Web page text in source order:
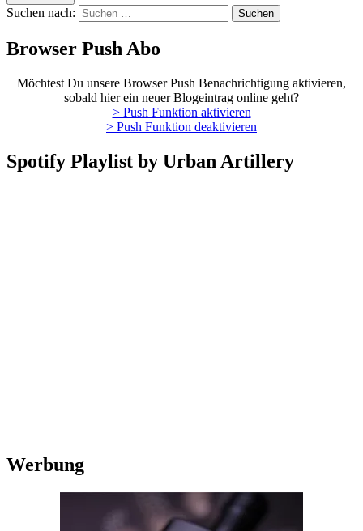
Suchen nach:
Browser Push Abo
Möchtest Du unsere Browser Push Benachrichtigung aktivieren,
sobald hier ein neuer Blogeintrag online geht?
> Push Funktion aktivieren
> Push Funktion deaktivieren
Spotify Playlist by Urban Artillery
Werbung